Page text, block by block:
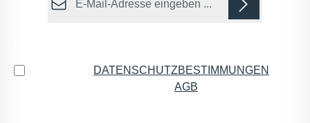
DATENSCHUTZBESTIMMUNGEN
AGB